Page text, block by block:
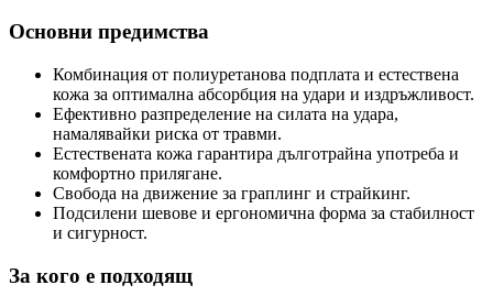
Основни предимства
Комбинация от полиуретанова подплата и естествена
кожа за оптимална абсорбция на удари и издръжливост.
Ефективно разпределение на силата на удара,
намалявайки риска от травми.
Естествената кожа гарантира дълготрайна употреба и
комфортно прилягане.
Свобода на движение за граплинг и страйкинг.
Подсилени шевове и ергономична форма за стабилност
и сигурност.
За кого е подходящ